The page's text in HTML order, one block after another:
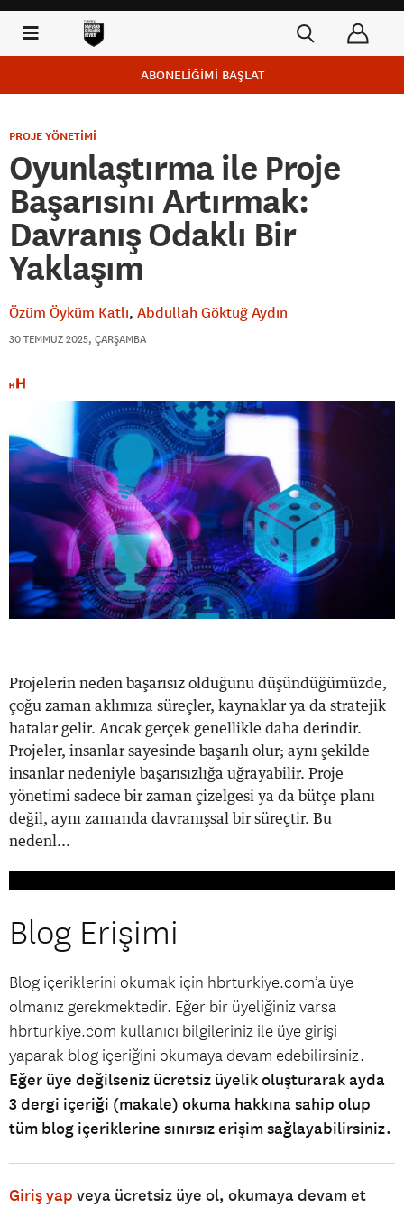
ABONELİĞİMİ BAŞLAT
PROJE YÖNETİMİ
Oyunlaştırma ile Proje
Başarısını Artırmak:
Davranış Odaklı Bir
Yaklaşım
Özüm Öyküm Katlı Abdullah Göktuğ Aydın
30 TEMMUZ 2025, ÇARŞAMBA
Projelerin neden başarısız olduğunu düşündüğümüzde,
çoğu zaman aklımıza süreçler, kaynaklar ya da stratejik
hatalar gelir. Ancak gerçek genellikle daha derindir.
Projeler, insanlar sayesinde başarılı olur; aynı şekilde
insanlar nedeniyle başarısızlığa uğrayabilir. Proje
yönetimi sadece bir zaman çizelgesi ya da bütçe planı
değil, aynı zamanda davranışsal bir süreçtir. Bu
nedenl...
Blog Erişimi
Blog içeriklerini okumak için hbrturkiye.com’a üye
olmanız gerekmektedir. Eğer bir üyeliğiniz varsa
hbrturkiye.com kullanıcı bilgileriniz ile üye girişi
yaparak blog içeriğini okumaya devam edebilirsiniz.
Eğer üye değilseniz ücretsiz üyelik oluşturarak ayda
3 dergi içeriği (makale) okuma hakkına sahip olup
tüm blog içeriklerine sınırsız erişim sağlayabilirsiniz.
Giriş yap veya ücretsiz üye ol, okumaya devam et